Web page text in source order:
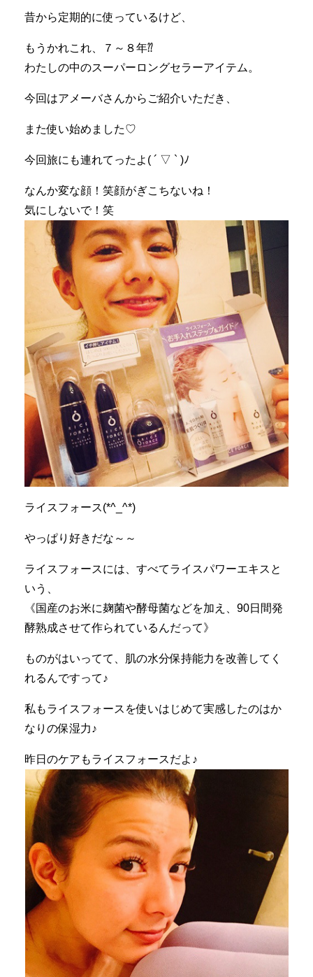
昔から定期的に使っているけど、
もうかれこれ、７～８年⁇
わたしの中のスーパーロングセラーアイテム。
今回はアメーバさんからご紹介いただき、
また使い始めました♡
今回旅にも連れてったよ( ´ ▽ ` )ﾉ
なんか変な顔！笑顔がぎこちないね！
気にしないで！笑
ライスフォース(*^_^*)
やっぱり好きだな～～
ライスフォースには、すべてライスパワーエキスと
いう、
《国産のお米に麹菌や酵母菌などを加え、90日間発
酵熟成させて作られているんだって》
ものがはいってて、肌の水分保持能力を改善してく
れるんですって♪
私もライスフォースを使いはじめて実感したのはか
なりの保湿力♪
昨日のケアもライスフォースだよ♪